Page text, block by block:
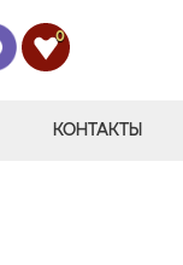
0
КОНТАКТЫ